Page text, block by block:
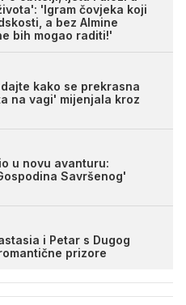
'Igram čovjeka koji
a bez Almine
bih mogao raditi!'
kako se prekrasna
na vagi' mijenjala kroz
u novu avanturu:
Savršenog'
i Petar s Dugog
prizore